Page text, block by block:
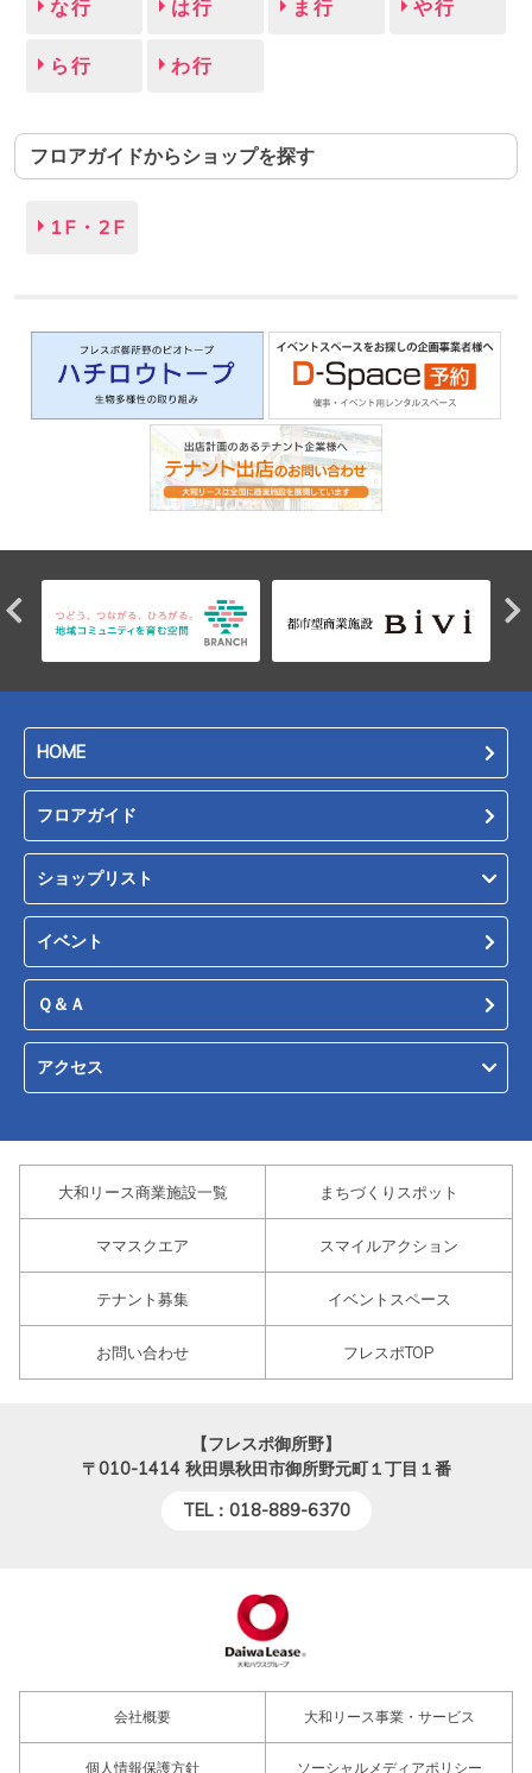
な行 は行 ま行 や行
ら行 わ行
フロアガイドからショップを探す
1F・2F
HOME
フロアガイド
ショップリスト
イベント
Ｑ＆Ａ
アクセス
大和リース商業施設一覧 まちづくりスポット
ママスクエア スマイルアクション
テナント募集 イベントスペース
お問い合わせ フレスポTOP
【フレスポ御所野】
〒010-1414 秋田県秋田市御所野元町１丁目１番
TEL：018-889-6370
会社概要 大和リース事業・サービス
個人情報保護方針 ソーシャルメディアポリシー